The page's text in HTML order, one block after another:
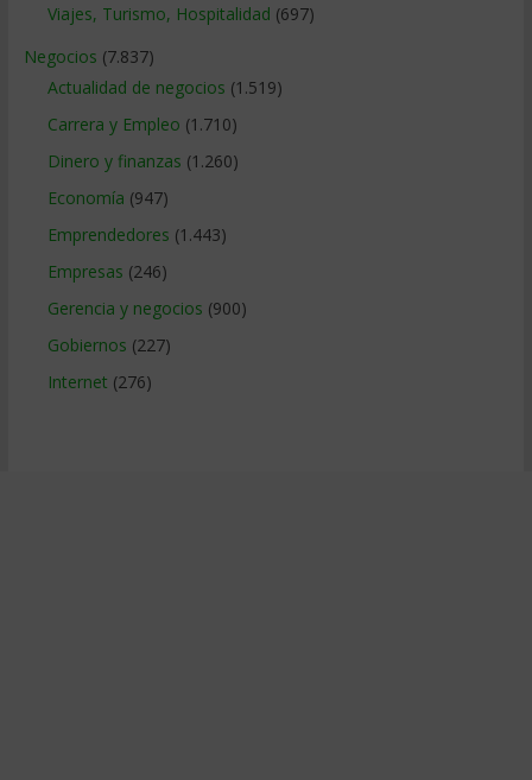
Viajes, Turismo, Hospitalidad (697)
Negocios (7.837)
Actualidad de negocios (1.519)
Carrera y Empleo (1.710)
Dinero y finanzas (1.260)
Economía (947)
Emprendedores (1.443)
Empresas (246)
Gerencia y negocios (900)
Gobiernos (227)
Internet (276)